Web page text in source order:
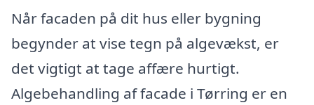
Når facaden på dit hus eller bygning
begynder at vise tegn på algevækst, er
det vigtigt at tage affære hurtigt.
Algebehandling af facade i Tørring er en